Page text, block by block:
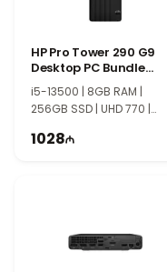
HP Pro Tower 290 G9
Desktop PC Bundle
883Y2EA
i5-13500 | 8GB RAM |
256GB SSD | UHD 770 |
1028